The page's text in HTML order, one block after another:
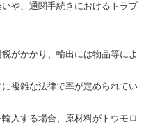
や、通関手続きにおけるトラブ
がかかり、輸出には物品等によ
複雑な法律で率が定められてい
入する場合、原材料がトウモロ